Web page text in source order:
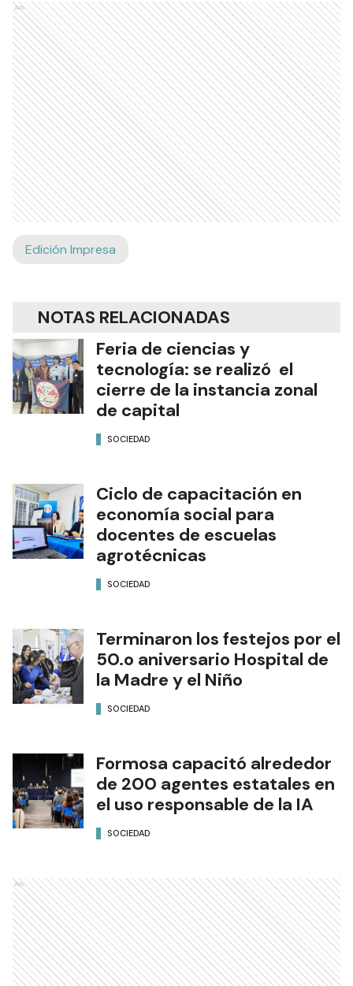
Ads
Edición Impresa
NOTAS RELACIONADAS
Feria de ciencias y
tecnología: se realizó el
cierre de la instancia zonal
de capital
SOCIEDAD
Ciclo de capacitación en
economía social para
docentes de escuelas
agrotécnicas
SOCIEDAD
Terminaron los festejos por el
50.o aniversario Hospital de
la Madre y el Niño
SOCIEDAD
Formosa capacitó alrededor
de 200 agentes estatales en
el uso responsable de la IA
SOCIEDAD
Ads